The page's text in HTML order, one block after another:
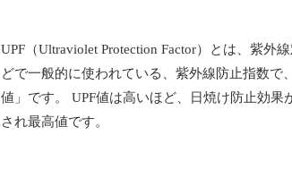
UPF（Ultraviolet Protection Factor）とは、紫外
どで一般的に使われている、紫外線防止指数で
値」です。 UPF値は高いほど、日焼け防止効果
され最高値です。